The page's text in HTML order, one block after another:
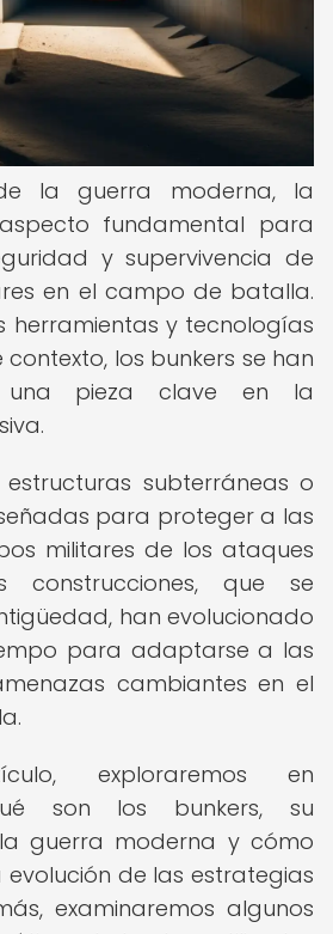
la guerra moderna, la
fundamental para
y supervivencia de
en el campo de batalla.
herramientas y tecnologías
los bunkers se han
una pieza clave en la
estructuras subterráneas o
para proteger a las
militares de los ataques
construcciones, que se
han evolucionado
para adaptarse a las
cambiantes en el
exploraremos en
son los bunkers, su
guerra moderna y cómo
evolución de las estrategias
examinaremos algunos